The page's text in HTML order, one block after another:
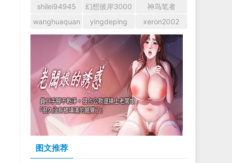
shilei94945
幻想彼岸3000
神鸟笔者
wanghuaquan
yingdeping xeron2002
图文推荐